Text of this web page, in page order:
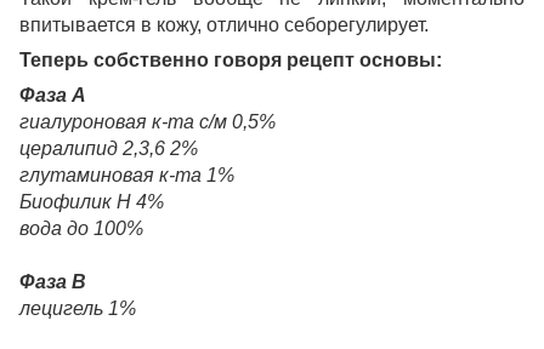
впитывается в кожу, отлично себорегулирует.
Теперь собственно говоря рецепт основы:
Фаза А
гиалуроновая к-та с/м 0,5%
цералипид 2,3,6 2%
глутаминовая к-та 1%
Биофилик Н 4%
вода до 100%
Фаза В
лецигель 1%